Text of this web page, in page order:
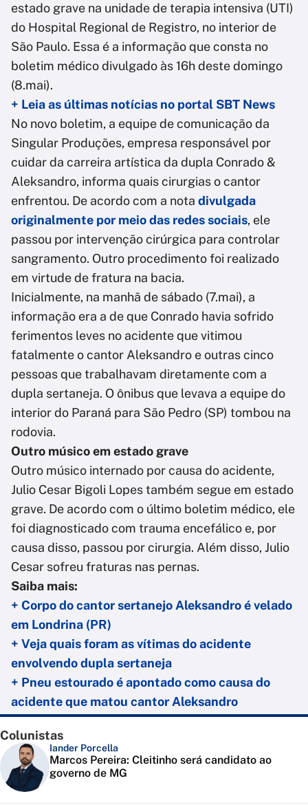
estado grave na unidade de terapia intensiva (UTI)
do Hospital Regional de Registro, no interior de
São Paulo. Essa é a informação que consta no
boletim médico divulgado às 16h deste domingo
(8.mai).
+ Leia as últimas notícias no portal SBT News
No novo boletim, a equipe de comunicação da
Singular Produções, empresa responsável por
cuidar da carreira artística da dupla Conrado &
Aleksandro, informa quais cirurgias o cantor
enfrentou. De acordo com a nota divulgada
originalmente por meio das redes sociais, ele
passou por intervenção cirúrgica para controlar
sangramento. Outro procedimento foi realizado
em virtude de fratura na bacia.
Inicialmente, na manhã de sábado (7.mai), a
informação era a de que Conrado havia sofrido
ferimentos leves no acidente que vitimou
fatalmente o cantor Aleksandro e outras cinco
pessoas que trabalhavam diretamente com a
dupla sertaneja. O ônibus que levava a equipe do
interior do Paraná para São Pedro (SP) tombou na
rodovia.
Outro músico em estado grave
Outro músico internado por causa do acidente,
Julio Cesar Bigoli Lopes também segue em estado
grave. De acordo com o último boletim médico, ele
foi diagnosticado com trauma encefálico e, por
causa disso, passou por cirurgia. Além disso, Julio
Cesar sofreu fraturas nas pernas.
Saiba mais:
+ Corpo do cantor sertanejo Aleksandro é velado
em Londrina (PR)
+ Veja quais foram as vítimas do acidente
envolvendo dupla sertaneja
+ Pneu estourado é apontado como causa do
acidente que matou cantor Aleksandro
Colunistas
Iander Porcella
Marcos Pereira: Cleitinho será candidato ao
governo de MG